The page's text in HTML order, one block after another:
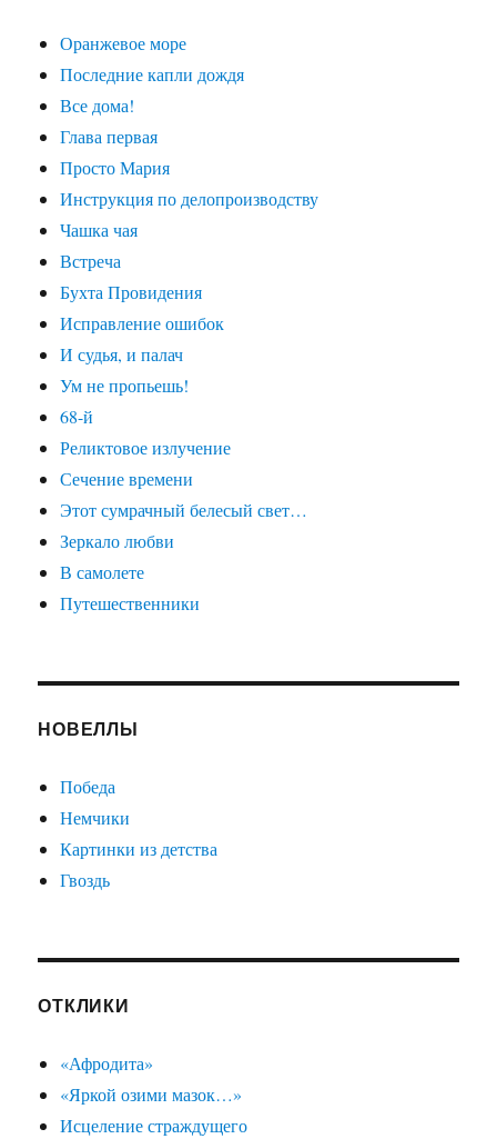
Оранжевое море
Последние капли дождя
Все дома!
Глава первая
Просто Мария
Инструкция по делопроизводству
Чашка чая
Встреча
Бухта Провидения
Исправление ошибок
И судья, и палач
Ум не пропьешь!
68-й
Реликтовое излучение
Сечение времени
Этот сумрачный белесый свет…
Зеркало любви
В самолете
Путешественники
НОВЕЛЛЫ
Победа
Немчики
Картинки из детства
Гвоздь
ОТКЛИКИ
«Афродита»
«Яркой озими мазок…»
Исцеление страждущего